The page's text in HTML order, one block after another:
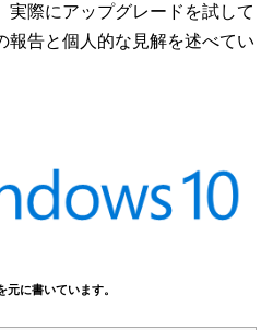
実際にアップグレードを試して
報告と個人的な見解を述べてい
に書いています。